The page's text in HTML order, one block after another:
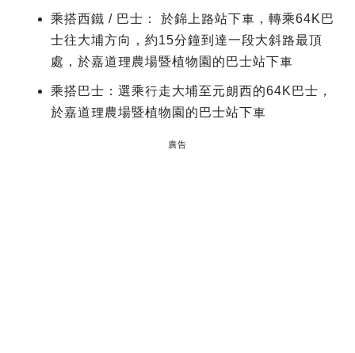
乘搭西鐵 / 巴士： 於錦上路站下車，轉乘64K巴
士往大埔方向，約15分鐘到達一段大斜路最頂
處，於嘉道理農場暨植物園的巴士站下車
乘搭巴士：選乘行走大埔至元朗西的64K巴士，
於嘉道理農場暨植物園的巴士站下車
廣告